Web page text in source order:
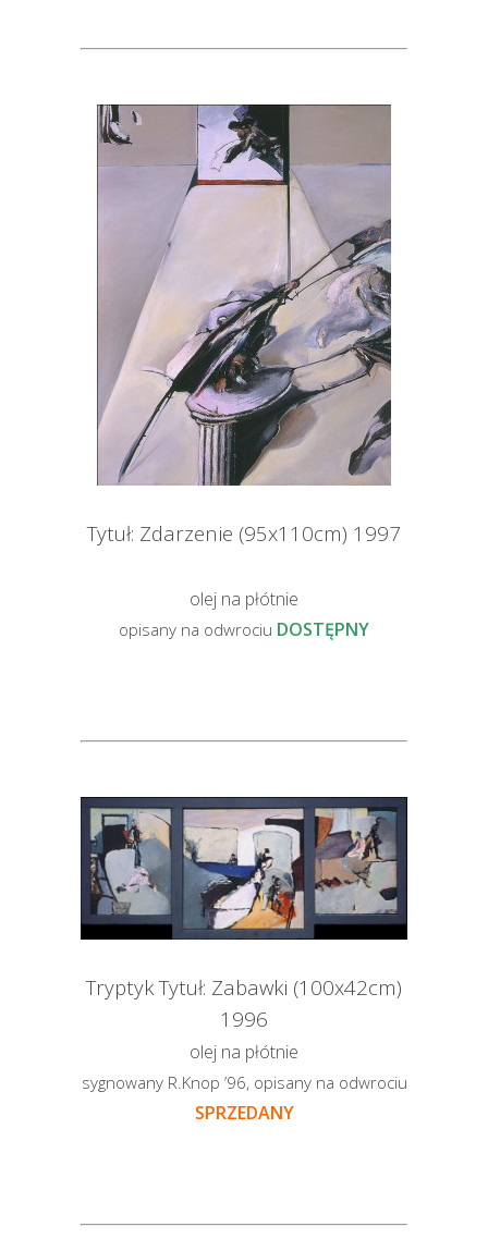
Tytuł: Zdarzenie (95x110cm) 1997
olej na płótnie
opisany na odwrociu DOSTĘPNY
Tryptyk Tytuł: Zabawki (100x42cm)
1996
olej na płótnie
sygnowany R.Knop ’96, opisany na odwrociu
SPRZEDANY